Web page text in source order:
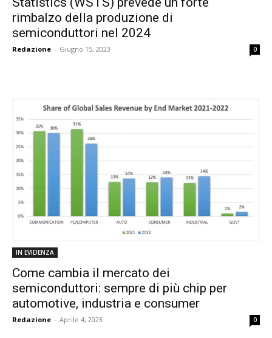
rimbalzo della produzione di
semiconduttori nel 2024
Redazione - Giugno 15, 2023 0
IN EVIDENZA
Come cambia il mercato dei
semiconduttori: sempre di più chip per
automotive, industria e consumer
Redazione - Aprile 4, 2023 0